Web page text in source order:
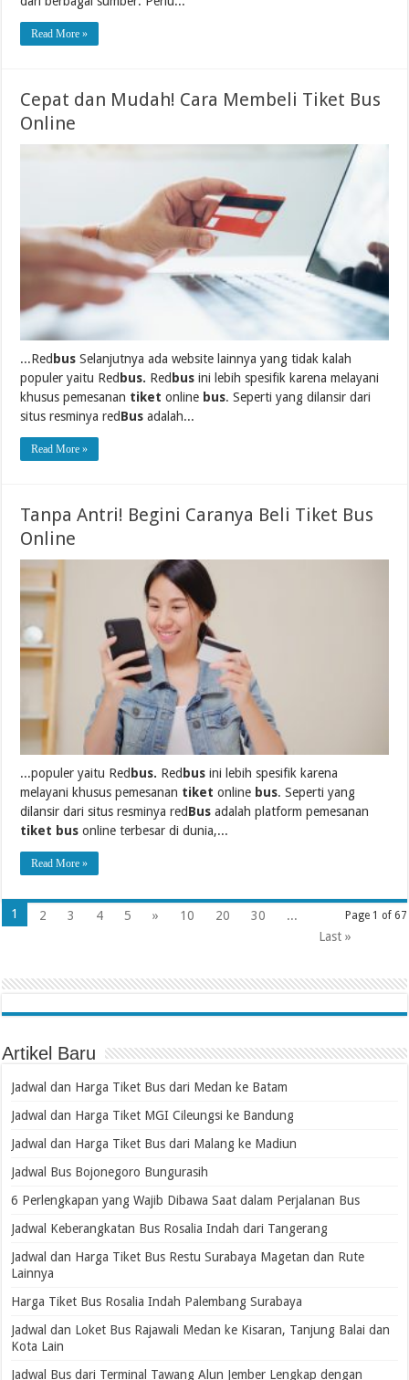
Read More »
Cepat dan Mudah! Cara Membeli Tiket Bus
Online
...Redbus Selanjutnya ada website lainnya yang tidak kalah
populer yaitu Redbus. Redbus ini lebih spesifik karena melayani
khusus pemesanan tiket online bus. Seperti yang dilansir dari
situs resminya redBus adalah...
Read More »
Tanpa Antri! Begini Caranya Beli Tiket Bus
Online
...populer yaitu Red bus. Red bus ini lebih spesifik karena
melayani khusus pemesanan tiket online bus. Seperti yang
dilansir dari situs resminya redBus adalah platform pemesanan
tiket bus online terbesar di dunia,...
Read More »
Page 1 of 67
1 2 3 4 5 » 10 20 30
...
Last »
Artikel Baru
Jadwal dan Harga Tiket Bus dari Medan ke Batam
Jadwal dan Harga Tiket MGI Cileungsi ke Bandung
Jadwal dan Harga Tiket Bus dari Malang ke Madiun
Jadwal Bus Bojonegoro Bungurasih
6 Perlengkapan yang Wajib Dibawa Saat dalam Perjalanan Bus
Jadwal Keberangkatan Bus Rosalia Indah dari Tangerang
Jadwal dan Harga Tiket Bus Restu Surabaya Magetan dan Rute
Lainnya
Harga Tiket Bus Rosalia Indah Palembang Surabaya
Jadwal dan Loket Bus Rajawali Medan ke Kisaran, Tanjung Balai dan
Kota Lain
Jadwal Bus dari Terminal Tawang Alun Jember Lengkap dengan